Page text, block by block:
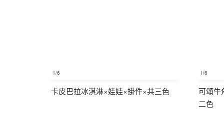
1/6
卡皮巴拉冰淇淋×娃娃×掛件×共三色
1/6
可頌牛
二色